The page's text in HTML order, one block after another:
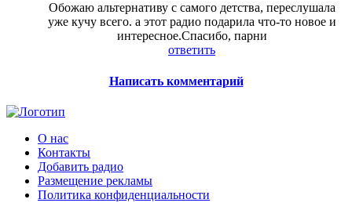
Обожаю альтернативу с самого детства, переслушала
уже кучу всего. а этот радио подарила что-то новое и
интересное.Спасибо, парни
ответить
Написать комментарий
О нас
Контакты
Добавить радио
Размещение рекламы
Политика конфиденциальности